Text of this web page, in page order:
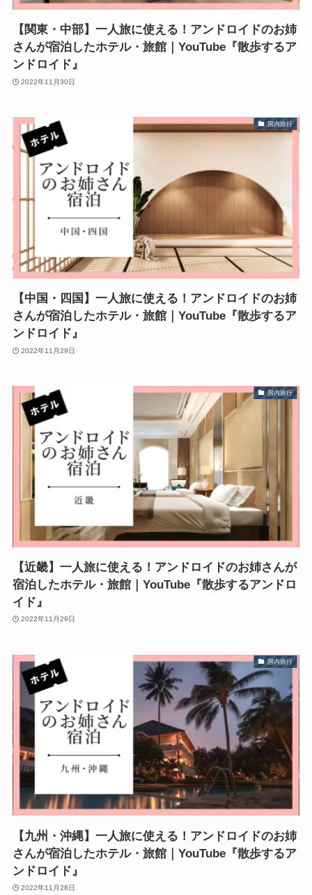
【関東・中部】一人旅に使える！アンドロイドのお姉
さんが宿泊したホテル・旅館｜YouTube『散歩するア
ンドロイド』
2022年11月30日
国内旅行
【中国・四国】一人旅に使える！アンドロイドのお姉
さんが宿泊したホテル・旅館｜YouTube『散歩するア
ンドロイド』
2022年11月29日
国内旅行
【近畿】一人旅に使える！アンドロイドのお姉さんが
宿泊したホテル・旅館｜YouTube『散歩するアンドロ
イド』
2022年11月29日
国内旅行
【九州・沖縄】一人旅に使える！アンドロイドのお姉
さんが宿泊したホテル・旅館｜YouTube『散歩するア
ンドロイド』
2022年11月28日